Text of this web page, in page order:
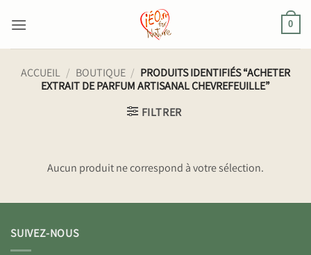
0
ACCUEIL / BOUTIQUE / PRODUITS IDENTIFIÉS “ACHETER
EXTRAIT DE PARFUM ARTISANAL CHEVREFEUILLE”
FILTRER
Aucun produit ne correspond à votre sélection.
SUIVEZ-NOUS